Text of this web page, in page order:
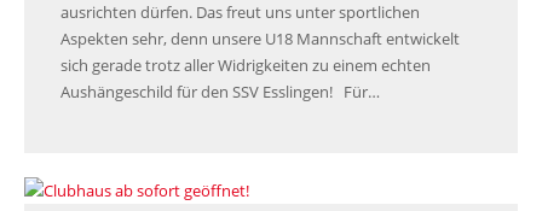
ausrichten dürfen. Das freut uns unter sportlichen
Aspekten sehr, denn unsere U18 Mannschaft entwickelt
sich gerade trotz aller Widrigkeiten zu einem echten
Aushängeschild für den SSV Esslingen! Für…